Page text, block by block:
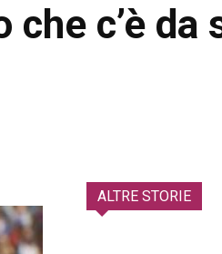
c’è da
ALTRE STORIE